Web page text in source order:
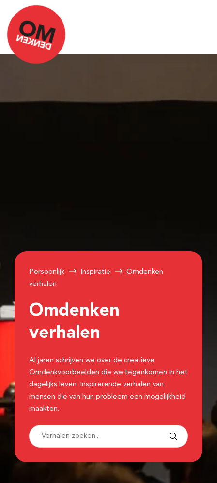
Persoonlijk Inspiratie
Omdenken
verhalen
Omdenken
verhalen
Al jaren schrijven we over de creatieve
Omdenkvoorbeelden die we tegenkomen in het
dagelijks leven. Inspirerende verhalen van
mensen die van hun probleem een mogelijkheid
maakten.